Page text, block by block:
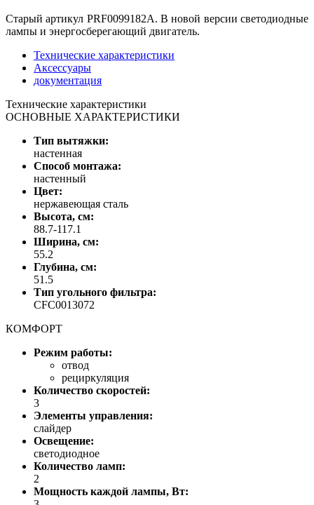
Старый артикул PRF0099182A. В новой версии светодиодные
лампы и энергосберегающий двигатель.
Технические характеристики
Аксессуары
документация
Технические характеристики
ОСНОВНЫЕ ХАРАКТЕРИСТИКИ
Тип вытяжки:
настенная
Способ монтажа:
настенный
Цвет:
нержавеющая сталь
Высота, см:
88.7-117.1
Ширина, см:
55.2
Глубина, см:
51.5
Тип угольного фильтра:
CFC0013072
КОМФОРТ
Режим работы:
отвод
рециркуляция
Количество скоростей:
3
Элементы управления:
слайдер
Освещение:
светодиодное
Количество ламп:
2
Мощность каждой лампы, Вт: